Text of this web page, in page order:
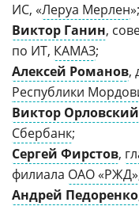
ИС, «Леруа Мерлен»;
Виктор Ганин,
по ИТ, КАМАЗ;
Алексей Романов,
Республики
Виктор Орловский
Сбербанк;
Сергей Фирстов,
филиала ОАО «РЖД»
Андрей Педоренко